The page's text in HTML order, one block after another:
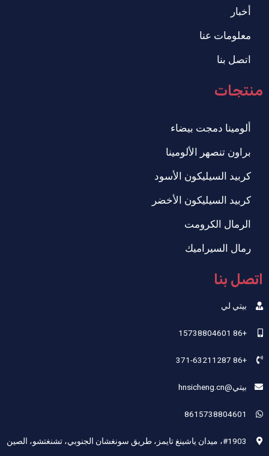
أخبار
معلومات عنا
اتصل بنا
منتجات
ألومينا دمجت بيضاء
براون تنصهر الألومينا
كربيد السيليكون الأسود
كربيد السيليكون الأخضر
الرمال الكرومت
رمال السيراميك
اتصل بنا
بيتي لي
+86 15738804601
+86 371-63211287
بيتي@hnsicheng.cn
8615738804601
#1903، ميدان ياشينغ تايمز، طريق سونغشان الجنوبي، تشنغتشو، الصين